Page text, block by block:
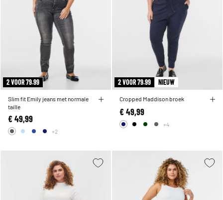
2 VOOR 79.99
Slim fit Emily jeans met normale
taille
€ 49,99
+2
2 VOOR 79.99 NIEUW
Cropped Maddison broek
€ 49,99
+4